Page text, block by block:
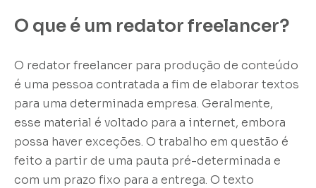
O que é um redator freelancer?
O redator freelancer para produção de conteúdo
é uma pessoa contratada a fim de elaborar textos
para uma determinada empresa. Geralmente,
esse material é voltado para a internet, embora
possa haver exceções. O trabalho em questão é
feito a partir de uma pauta pré-determinada e
com um prazo fixo para a entrega. O texto